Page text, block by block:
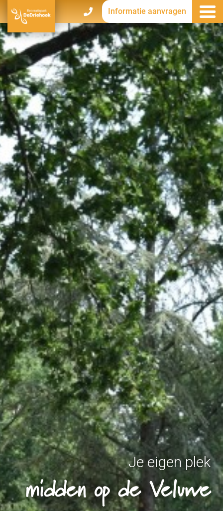
Informatie aanvragen
Je eigen plek
midden op de Veluwe